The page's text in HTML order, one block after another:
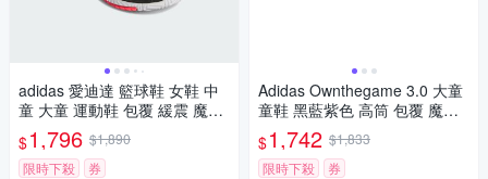
adidas 愛迪達 籃球鞋 女鞋 中
童 大童 運動鞋 包覆 緩震 魔鬼
氈 OWNTHEGAME 3.0 K 黑紅
JQ7939
$1,796 $1,890
限時下殺
券
Adidas Ownthegame 3.0 大童
童鞋 黑藍紫色 高筒 包覆 魔鬼
氈 耐磨 緩震 籃球鞋 JI0393
$1,742 $1,833
限時下殺
券